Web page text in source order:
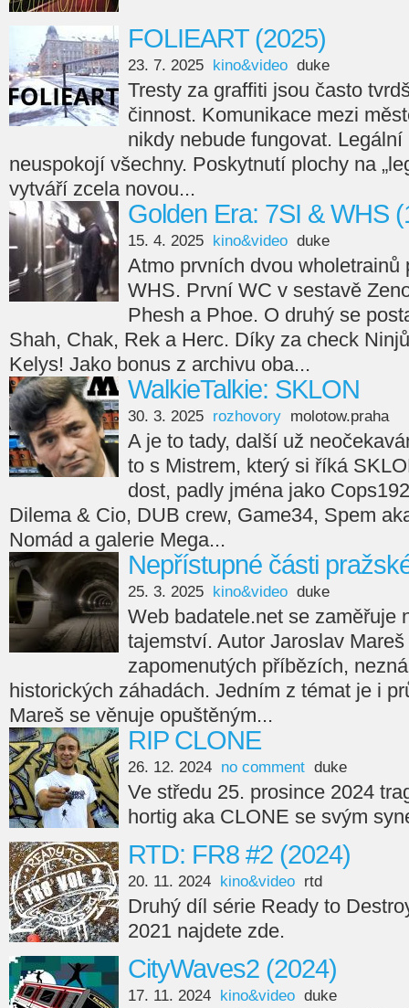
FOLIEART (2025)
23. 7. 2025 kino&video duke
Tresty za graffiti jsou často
činnost. Komunikace mezi
nikdy nebude fungovat.
neuspokojí všechny. Poskytnutí plochy na
vytváří zcela novou...
Golden Era: 7SI & WHS
15. 4. 2025 kino&video duke
Atmo prvních dvou wholetrainů
WHS. První WC v sestavě
Phesh a Phoe. O druhý se
Shah, Chak, Rek a Herc. Díky za check
Kelys! Jako bonus z archivu oba...
WalkieTalkie: SKLON
30. 3. 2025 rozhovory molotow.praha
A je to tady, další už
to s Mistrem, který si říká
dost, padly jména jako
Dilema & Cio, DUB crew, Game34, Spem
Nomád a galerie Mega...
Nepřístupné části
25. 3. 2025 kino&video duke
Web badatele.net se zaměřuje
tajemství. Autor Jaroslav
zapomenutých příbězích,
historických záhadách. Jedním z témat je i
Mareš se věnuje opuštěným...
RIP CLONE
26. 12. 2024 no comment duke
Ve středu 25. prosince 2024
hortig aka CLONE se svým
RTD: FR8 #2 (2024)
20. 11. 2024 kino&video rtd
Druhý díl série Ready to
2021 najdete zde.
CityWaves2 (2024)
17. 11. 2024 kino&video duke